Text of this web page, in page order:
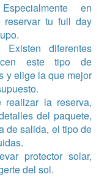
en
reservar tu full day
Existen diferentes
este tipo de
y elige la que mejor
realizar la reserva,
del paquete,
de salida, el tipo de
protector solar,
del sol.